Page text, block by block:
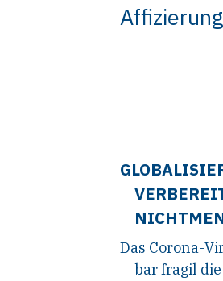
Das Corona-
bar fragil